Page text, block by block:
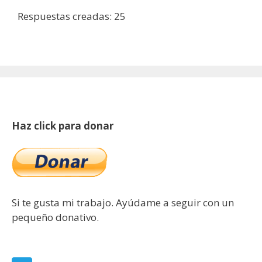
Respuestas creadas: 25
Haz click para donar
Si te gusta mi trabajo. Ayúdame a seguir con un
pequeño donativo.